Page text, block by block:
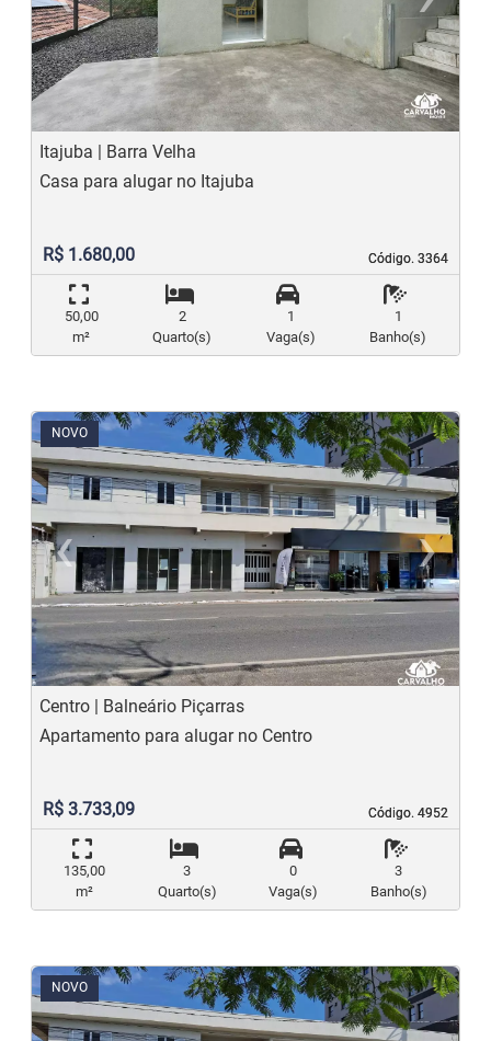
Previous
Itajuba | Barra Velha
Código. 3364
Código. 3364
Casa para alugar no Itajuba
R$ 1.680,00
50,00
m²
2
Quarto(s)
1
Vaga(s)
1
Banho(s)
NOVO
‹
Previous
›
Centro | Balneário Piçarras
Código. 4952
Código. 4952
Apartamento para alugar no Centro
R$ 3.733,09
135,00
m²
3
Quarto(s)
0
Vaga(s)
3
Banho(s)
NOVO